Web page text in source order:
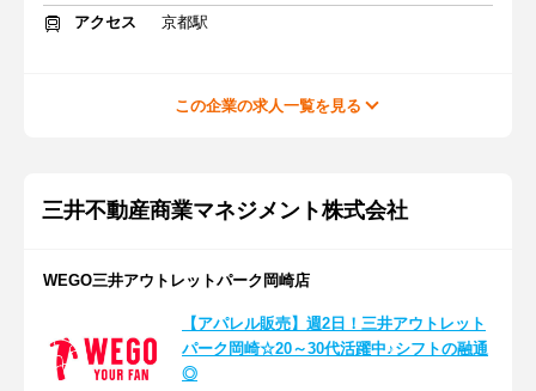
アクセス
京都駅
この企業の求人一覧を見る
三井不動産商業マネジメント株式会社
WEGO三井アウトレットパーク岡崎店
【アパレル販売】週2日！三井アウトレット
パーク岡崎☆20～30代活躍中♪シフトの融通
◎